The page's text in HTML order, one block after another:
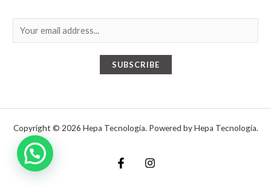
m
*
SUBSCRIBE
Copyright © 2026 Hepa Tecnología. Powered by Hepa Tecnología.